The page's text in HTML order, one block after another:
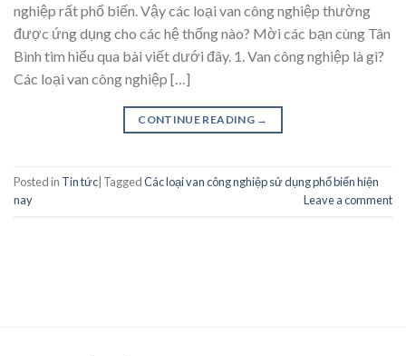
nghiệp rất phổ biến. Vậy các loại van công nghiệp thường
được ứng dụng cho các hệ thống nào? Mời các bạn cùng Tân
Bình tìm hiểu qua bài viết dưới đây. 1. Van công nghiệp là gì?
Các loại van công nghiệp […]
CONTINUE READING →
Posted in Tin tức TaggedCác loại van công nghiệp sử dụng phổ biến hiện
nay
Leave a comment